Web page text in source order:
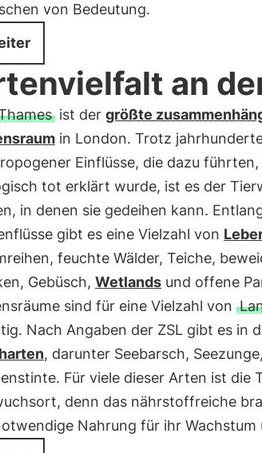
von Bedeutung.
an
ist der größte
in London. Trotz
Einflüsse, die dazu
tot erklärt wurde, ist es der
in denen sie gedeihen kann.
gibt es eine Vielzahl von
feuchte Wälder, Teiche,
Gebüsch, Wetlandsund offene
sind für eine Vielzahl von
Nach Angaben der ZSL gibt es in
, darunter Seebarsch,
Für viele dieser Arten ist die
denn das nährstoffreiche
Nahrung für ihr